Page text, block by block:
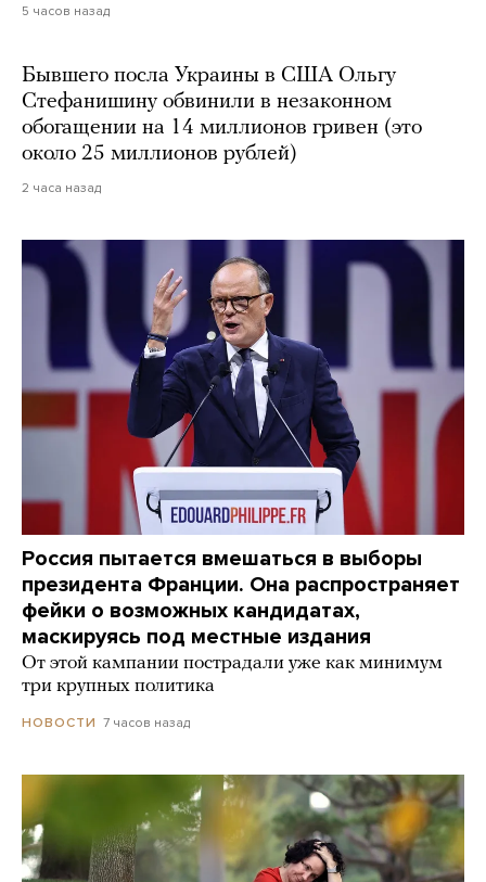
5 часов назад
Бывшего посла Украины в США Ольгу
Стефанишину обвинили в незаконном
обогащении на 14 миллионов гривен (это
около 25 миллионов рублей)
2 часа назад
Россия пытается вмешаться в выборы
президента Франции. Она распространяет
фейки о возможных кандидатах,
маскируясь под местные издания
От этой кампании пострадали уже как минимум
три крупных политика
НОВОСТИ 7 часов назад